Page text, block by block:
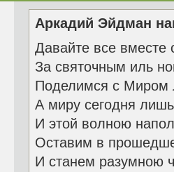
Аркадий Эйдман
Давайте все вместе
За святочным иль
Поделимся с
А миру сегодня
И этой волною
Оставим в
И станем разумною